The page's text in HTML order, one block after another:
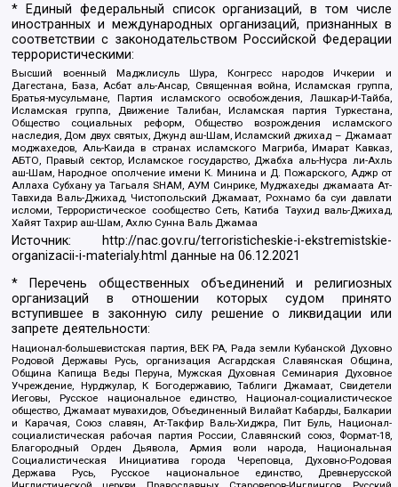
* Единый федеральный список организаций, в том числе
иностранных и международных организаций, признанных в
соответствии с законодательством Российской Федерации
террористическими:
Высший военный Маджлисуль Шура, Конгресс народов Ичкерии и
Дагестана, База, Асбат аль-Ансар, Священная война, Исламская группа,
Братья-мусульмане, Партия исламского освобождения, Лашкар-И-Тайба,
Исламская группа, Движение Талибан, Исламская партия Туркестана,
Общество социальных реформ, Общество возрождения исламского
наследия, Дом двух святых, Джунд аш-Шам, Исламский джихад – Джамаат
моджахедов, Аль-Каида в странах исламского Магриба, Имарат Кавказ,
АБТО, Правый сектор, Исламское государство, Джабха аль-Нусра ли-Ахль
аш-Шам, Народное ополчение имени К. Минина и Д. Пожарского, Аджр от
Аллаха Субхану уа Тагьаля SHAM, АУМ Синрике, Муджахеды джамаата Ат-
Тавхида Валь-Джихад, Чистопольский Джамаат, Рохнамо ба суи давлати
исломи, Террористическое сообщество Сеть, Катиба Таухид валь-Джихад,
Хайят Тахрир аш-Шам, Ахлю Сунна Валь Джамаа
Источник:
http://nac.gov.ru/terroristicheskie-i-ekstremistskie-
organizacii-i-materialy.html данные на06.12.2021
* Перечень общественных объединений и религиозных
организаций в отношении которых судом принято
вступившее в законную силу решение о ликвидации или
запрете деятельности:
Национал-большевистская партия, ВЕК РА, Рада земли Кубанской Духовно
Родовой Державы Русь, организация Асгардская Славянская Община,
Община Капища Веды Перуна, Мужская Духовная Семинария Духовное
Учреждение, Нурджулар, К Богодержавию, Таблиги Джамаат, Свидетели
Иеговы, Русское национальное единство, Национал-социалистическое
общество, Джамаат мувахидов, Объединенный Вилайат Кабарды, Балкарии
и Карачая, Союз славян, Ат-Такфир Валь-Хиджра, Пит Буль, Национал-
социалистическая рабочая партия России, Славянский союз, Формат-18,
Благородный Орден Дьявола, Армия воли народа, Национальная
Социалистическая Инициатива города Череповца, Духовно-Родовая
Держава Русь, Русское национальное единство, Древнерусской